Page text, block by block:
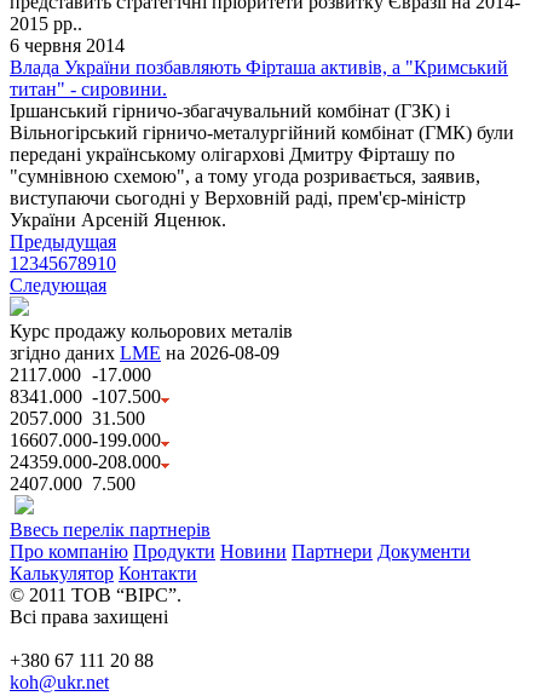
2015 рр..
6 червня 2014
Влада України позбавляють Фірташа активів, а "Кримський
титан" - сировини.
Іршанський гірничо-збагачувальний комбінат (ГЗК) і
Вільногірський гірничо-металургійний комбінат (ГМК) були
передані українському олігархові Дмитру Фірташу по
"сумнівною схемою", а тому угода розривається, заявив,
виступаючи сьогодні у Верховній раді, прем'єр-міністр
України Арсеній Яценюк.
Предыдущая
1 2345678910
Следующая
Курс продажу кольорових металів
згідно даних LME на 2026-08-09
2117.000 -17.000
8341.000 -107.500
2057.000 31.500
16607.000-199.000
24359.000-208.000
2407.000 7.500
Ввесь перелік партнерів
Про компанію Продукти Новини Партнери Документи
Калькулятор Контакти
© 2011 ТОВ “ВІРС”.
Всі права захищені
+380 67 111 20 88
koh@ukr.net